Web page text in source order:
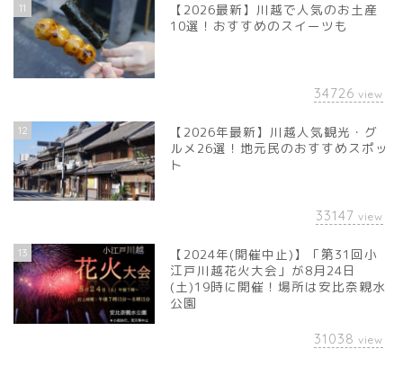
11
【2026最新】川越で人気のお土産
10選！おすすめのスイーツも
34726 view
12
【2026年最新】川越人気観光・グ
ルメ26選！地元民のおすすめスポッ
ト
33147 view
13
【2024年(開催中止)】「第31回小
江戸川越花火大会」が8月24日
(土)19時に開催！場所は安比奈親水
公園
31038 view